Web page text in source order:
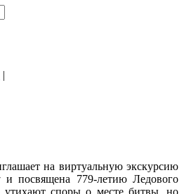
|
на виртуальную экскурсию
посвящена 779-летию Ледового